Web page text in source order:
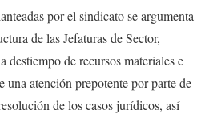
por el sindicato se argumenta
de las Jefaturas de Sector,
de recursos materiales e
una atención prepotente por parte de
de los casos jurídicos, así